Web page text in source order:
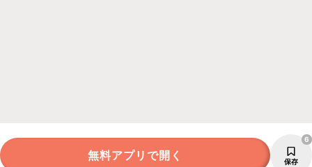
無料アプリで開く 保存
6